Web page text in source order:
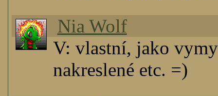
Nia Wolf
V: vlastní, jako
nakreslené etc. =)